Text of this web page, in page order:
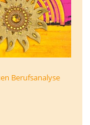
Berufsanalyse